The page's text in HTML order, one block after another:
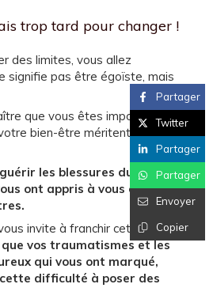
trop tard pour changer !
des limites, vous allez
signifie pas être égoïste, mais
que vous êtes important(e),
bien-être méritent d'être
les blessures du passé,
ont appris à vous oublier
invite à franchir cette étape.
que vos traumatismes et les
qui vous ont marqué,
difficulté à poser des
Partager
Twitter
Partager
Partager
Envoyer
Copier